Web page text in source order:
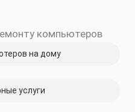
компьютеров
на дому
услуги